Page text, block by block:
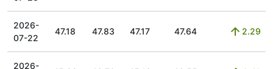
2026-
07-22
47.18 47.83 47.17 47.64 2.29
2026-